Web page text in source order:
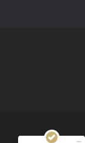
und Erfahrungen zu